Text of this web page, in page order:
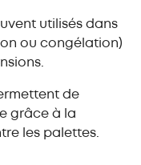
utilisés dans
ou congélation)
de
grâce à la
les palettes.